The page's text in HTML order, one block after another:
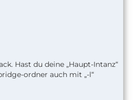
Hast du deine „Haupt-Intanz“
ordner auch mit „-l“